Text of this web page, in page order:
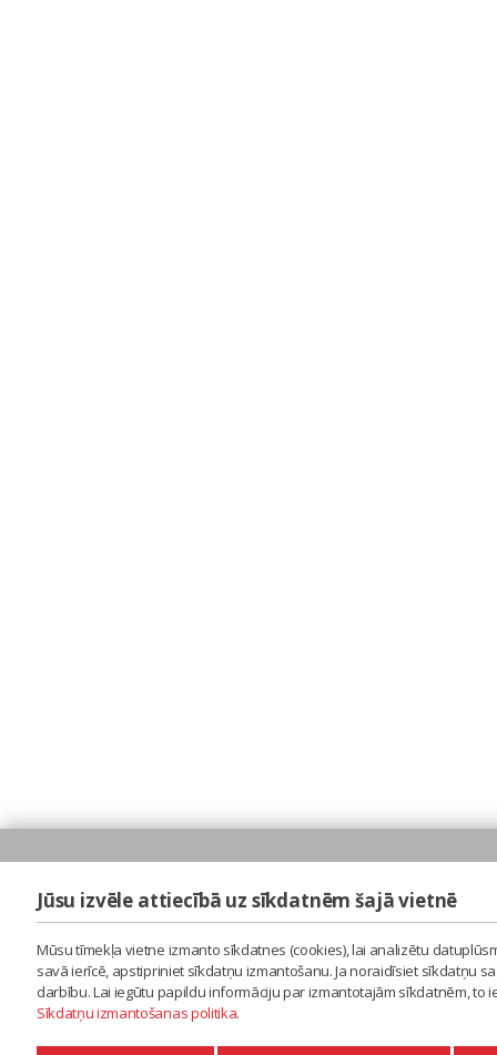
Jūsu izvēle attiecībā uz sīkdatnēm šajā vietnē
Mūsu tīmekļa vietne izmanto sīkdatnes (cookies), lai analizētu
savā ierīcē, apstipriniet sīkdatņu izmantošanu. Ja noraidīsiet sīkdatņu
darbību. Lai iegūtu papildu informāciju par izmantotajām sīkdatnēm,
Sīkdatņu izmantošanas politika.